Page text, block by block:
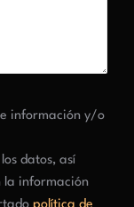
información y/o
datos, así
la información